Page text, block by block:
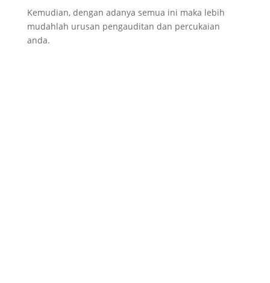
Kemudian, dengan adanya semua ini maka lebih
mudahlah urusan pengauditan dan percukaian
anda.